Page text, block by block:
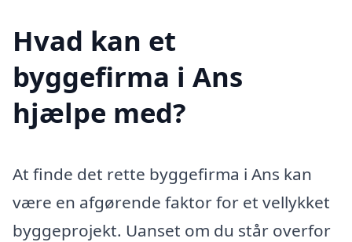
Hvad kan et
byggefirma i Ans
hjælpe med?
At finde det rette byggefirma i Ans kan
være en afgørende faktor for et vellykket
byggeprojekt. Uanset om du står overfor